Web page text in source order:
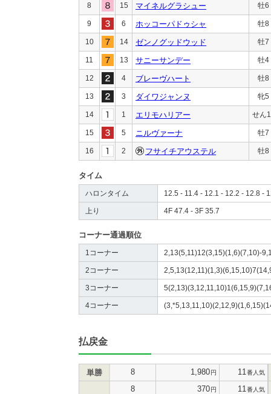
8 15 マイネルグラシュー 牡6
9 6 ホッコーパドゥシャ 牡8
10 14 ゼンノグッドウッド 牡7
11 13 サニーサンデー 牡4
12 4 ブレーヴハート 牡8
13 3 ダイワジャンヌ 牝5
14 1 エリモハリアー せん
15 5 ニルヴァーナ 牡7
16 2 フサイチアウステル 牡8
タイム
ハロンタイム 12.5 - 11.4 - 12.1 - 12.2 - 12.8 -
上り 4F 47.4 - 3F 35.7
コーナー通過順位
1コーナー 2,13(5,11)12(3,15)(1,6)(7,10)-
2コーナー
3コーナー
4コーナー
払戻金
単勝 8 1,980円 11 番人気
8 370円 11 番人気